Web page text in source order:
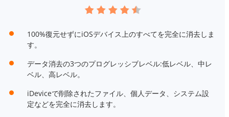
100%復元せずにiOSデバイス上のすべてを完全に消去しま
す。
データ消去の3つのプログレッシブレベル:低レベル、中レ
ベル、高レベル。
iDeviceで削除されたファイル、個人データ、システム設
定などを完全に消去します。